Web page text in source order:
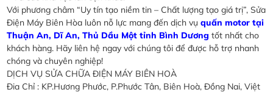
Với phương châm “Uy tín tạo niềm tin – Chất lượng tạo giá trị”, Sửa
Điện Máy Biên Hòa luôn nỗ lực mang đến dịch vụquấn motor tại
Thuận An, Dĩ An, Thủ Dầu Một tỉnh Bình Dương tốt nhất cho
khách hàng. Hãy liên hệ ngay với chúng tôi để được hỗ trợ nhanh
chóng và chuyên nghiệp!
DỊCH VỤ SỬA CHỮA ĐIỆN MÁY BIÊN HOÀ
Đia Chỉ : KP.Hương Phước, P.Phước Tân, Biên Hoà, Đồng Nai, Việt